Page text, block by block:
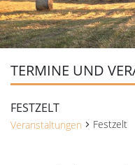
TERMINE UND
FESTZELT
Veranstaltungen Festzelt